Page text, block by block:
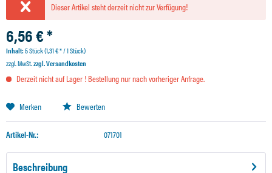
Dieser Artikel steht derzeit nicht zur Verfügung!
6,56 € *
Inhalt:5 Stück (1,31 € * / 1 Stück)
zzgl. MwSt.zzgl. Versandkosten
Derzeit nicht auf Lager ! Bestellung nur nach vorheriger Anfrage.
Merken Bewerten
Artikel-Nr.: 071701
Beschreibung